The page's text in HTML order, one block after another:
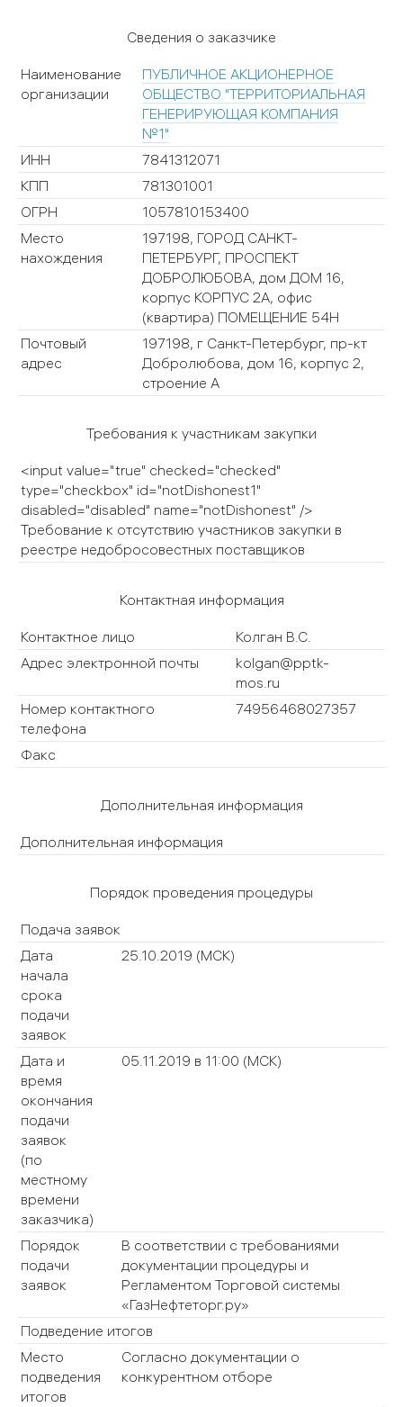
Сведения о заказчике
Наименование
организации
ПУБЛИЧНОЕ АКЦИОНЕРНОЕ
ОБЩЕСТВО "ТЕРРИТОРИАЛЬНАЯ
ГЕНЕРИРУЮЩАЯ КОМПАНИЯ
№1"
ИНН
7841312071
КПП
781301001
ОГРН
1057810153400
Место
нахождения
197198, ГОРОД САНКТ-
ПЕТЕРБУРГ, ПРОСПЕКТ
ДОБРОЛЮБОВА, дом ДОМ 16,
корпус КОРПУС 2А, офис
(квартира) ПОМЕЩЕНИЕ 54Н
Почтовый
адрес
197198, г Санкт-Петербург, пр-кт
Добролюбова, дом 16, корпус 2,
строение А
Требования к участникам закупки
<input value="true" checked="checked"
type="checkbox" id="notDishonest1"
disabled="disabled" name="notDishonest" />
Требование к отсутствию участников закупки в
реестре недобросовестных поставщиков
Контактная информация
Контактное лицо
Колган В.С.
Адрес электронной почты
kolgan@pptk-
mos.ru
Номер контактного
телефона
74956468027357
Факс
Дополнительная информация
Дополнительная информация
Порядок проведения процедуры
Подача заявок
Дата
начала
срока
подачи
заявок
25.10.2019 (МСК)
Дата и
время
окончания
подачи
заявок
(по
местному
времени
заказчика)
05.11.2019 в 11:00 (МСК)
Порядок
подачи
заявок
В соответствии с требованиями
документации процедуры и
Регламентом Торговой системы
«ГазНефтеторг.ру»
Подведение итогов
Место
подведения
итогов
Согласно документации о
конкурентном отборе